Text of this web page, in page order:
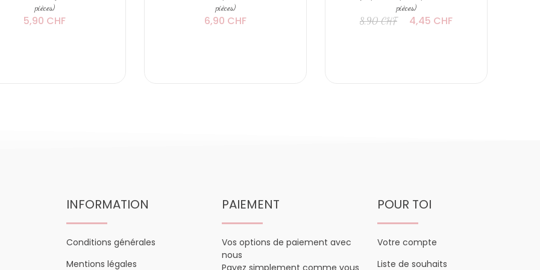
pièces)
5,90 CHF
pièces)
6,90 CHF
pièces)
8,90 CHF 4,45 CHF
INFORMATION
Conditions générales
Mentions légales
PAIEMENT
Vos options de paiement avec
nous
POUR TOI
Votre compte
Liste de souhaits